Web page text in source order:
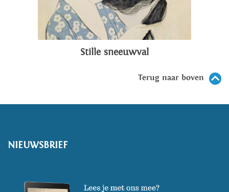
Stille sneeuwval
Terug naar boven
NIEUWSBRIEF